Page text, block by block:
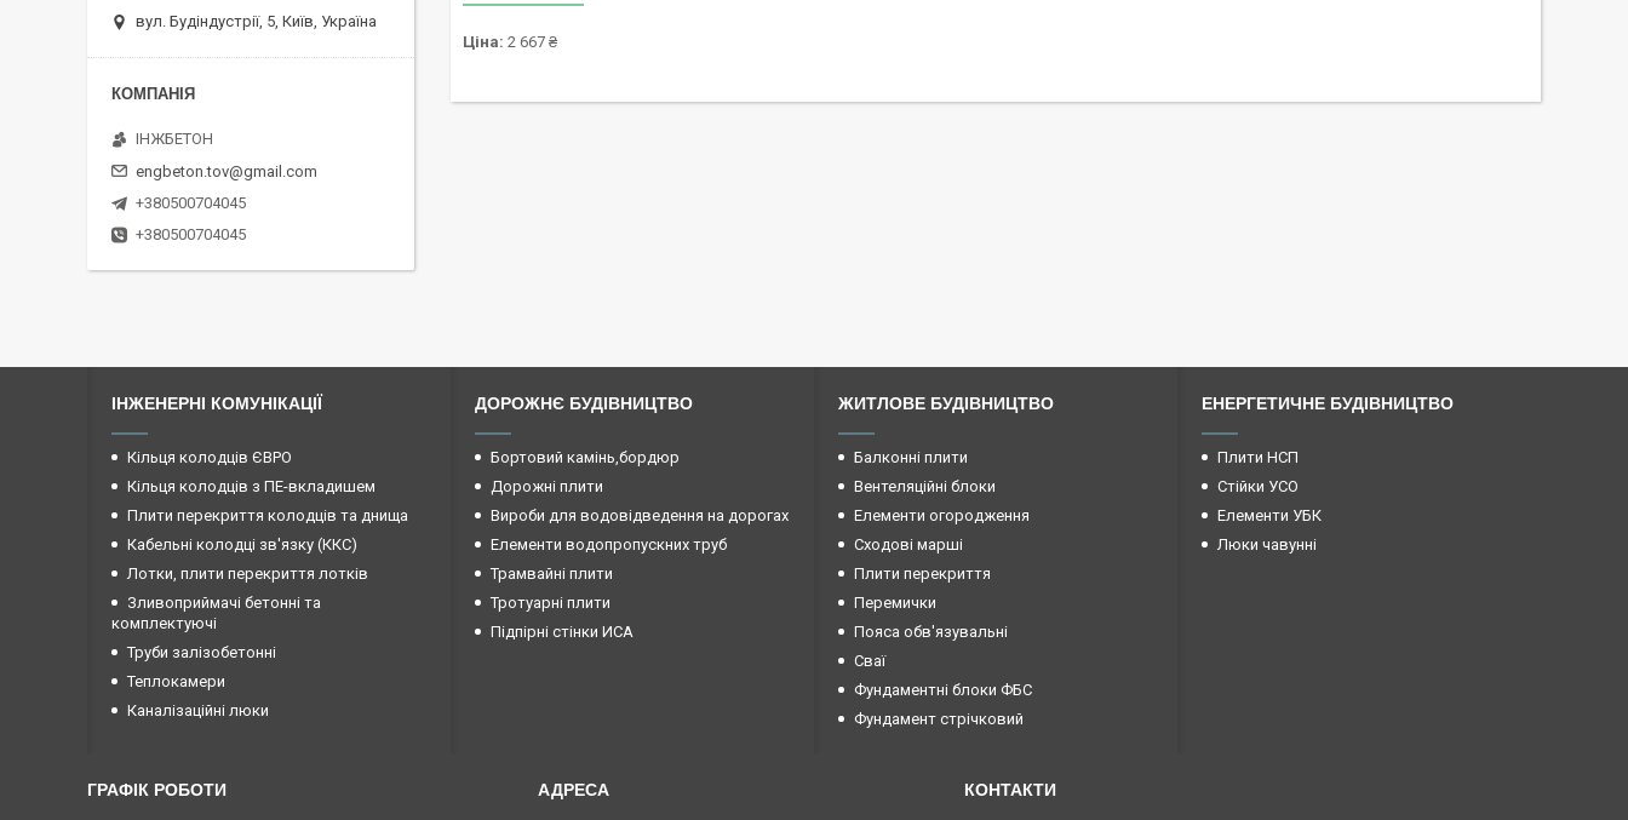
Ціна: 2 667 ₴
вул. Будіндустрії, 5, Київ, Україна
ІНЖБЕТОН
engbeton.tov@gmail.com
+380500704045
+380500704045
ІНЖЕНЕРНІ КОМУНІКАЦІЇ
Кільця колодців ЄВРО
Кільця колодців з ПЕ-вкладишем
Плити перекриття колодців та днища
Кабельні колодці зв'язку (ККС)
Лотки, плити перекриття лотків
Зливоприймачі бетонні та
комплектуючі
Труби залізобетонні
Теплокамери
Каналізаційні люки
ДОРОЖНЄ БУДІВНИЦТВО
Бортовий камінь,бордюр
Дорожні плити
Вироби для водовідведення на дорогах
Елементи водопропускних труб
Трамвайні плити
Тротуарні плити
Підпірні стінки ИСА
ЖИТЛОВЕ БУДІВНИЦТВО
Балконні плити
Вентеляційні блоки
Елементи огородження
Сходові марші
Плити перекриття
Перемички
Пояса обв'язувальні
Сваї
Фундаментні блоки ФБС
Фундамент стрічковий
ЕНЕРГЕТИЧНЕ БУДІВНИЦТВО
Плити НСП
Стійки УСО
Елементи УБК
Люки чавунні
ГРАФІК РОБОТИ